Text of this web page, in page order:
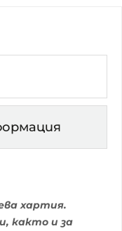
хартия.
както и за